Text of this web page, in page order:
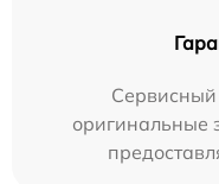
Сервисный
оригинальные